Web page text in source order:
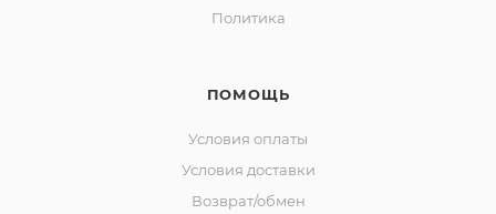
Политика
ПОМОЩЬ
Условия оплаты
Условия доставки
Возврат/обмен